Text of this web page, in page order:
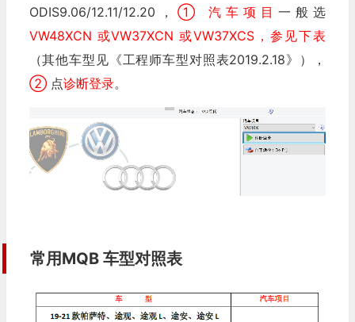
ODIS9.06/12.11/12.20， ① 汽车项目 一般选
VW48XCN 或VW37XCN 或VW37XCS，参见下表
（其他车型见《工程师车型对照表2019.2.18》），
②点诊断登录。
常用MQB 车型对照表